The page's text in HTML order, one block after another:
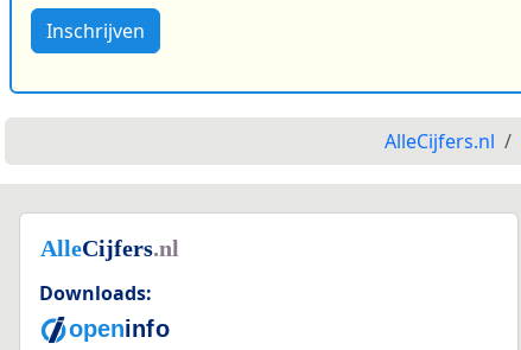
Inschrijven
AlleCijfers.nl
Downloads: